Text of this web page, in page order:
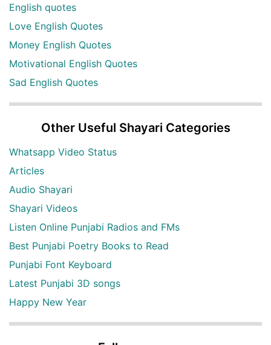
English quotes
Love English Quotes
Money English Quotes
Motivational English Quotes
Sad English Quotes
Other Useful Shayari Categories
Whatsapp Video Status
Articles
Audio Shayari
Shayari Videos
Listen Online Punjabi Radios and FMs
Best Punjabi Poetry Books to Read
Punjabi Font Keyboard
Latest Punjabi 3D songs
Happy New Year